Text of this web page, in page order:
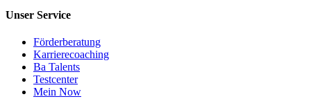
Unser Service
Förderberatung
Karrierecoaching
Ba Talents
Testcenter
Mein Now